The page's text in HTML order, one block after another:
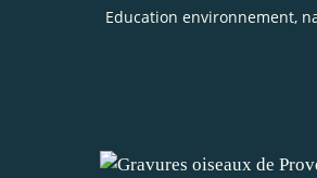
Education environnement,